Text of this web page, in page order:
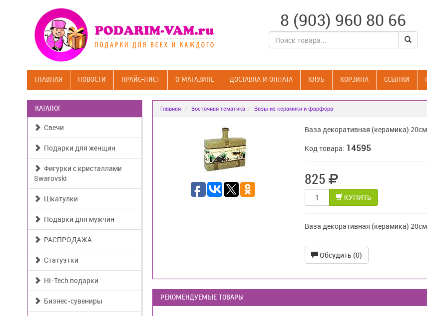
8 (903) 960 80 66
ГЛАВНАЯ НОВОСТИ ПРАЙС-ЛИСТ О МАГАЗИНЕ ДОСТАВКА И ОПЛАТА КЛУБ КОРЗИНА CСЫЛКИ
КАТАЛОГ
Свечи
Подарки для женщин
Фигурки с кристаллами
Swarovski
Шкатулки
Подарки для мужчин
РАСПРОДАЖА
Статуэтки
Hi-Tech подарки
Бизнес-сувениры
Главная Восточная тематика Вазы из керамики и фарфора
Ваза декоративная (керамика) 20см
Код товара: 14595
825
КУПИТЬ
Ваза декоративная (керамика) 20см
Обсудить (0)
РЕКОМЕНДУЕМЫЕ ТОВАРЫ